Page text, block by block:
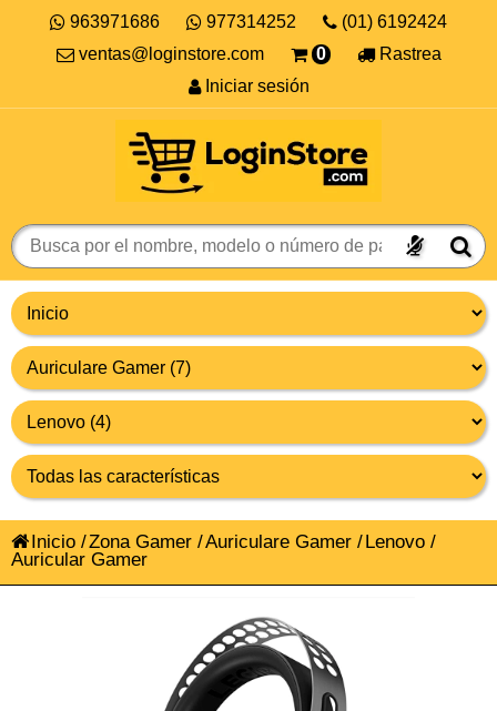
963971686 977314252
(01) 6192424
ventas@loginstore.com
0
Rastrea
Iniciar sesión
Inicio /Zona Gamer /Auriculare Gamer /Lenovo /
Auricular Gamer